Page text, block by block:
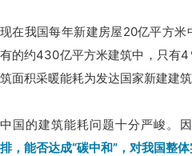
现在我国每年新建房屋20亿平方
有的约430亿平方米建筑中，只有
筑面积采暖能耗为发达国家新建建筑
中国的建筑能耗问题十分严峻。因
排，能否达成“碳中和”，对我国整